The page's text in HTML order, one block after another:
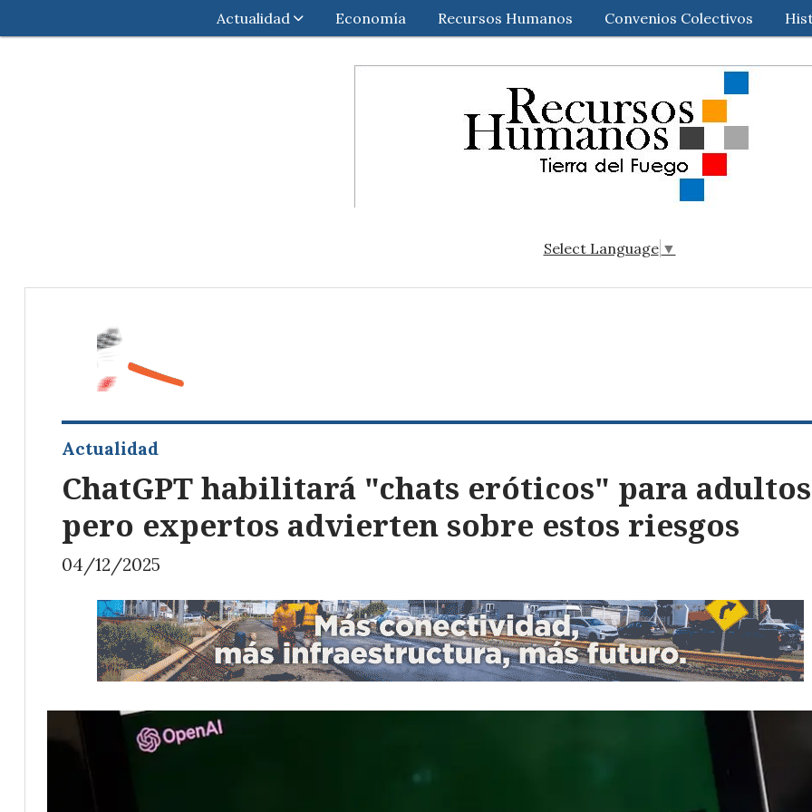
Select Language ▼
Actualidad Economía Recursos Humanos Convenios Colectivos
ChatGPT habilitará "chats eróticos" para
pero expertos advierten sobre estos riesgos
Actualidad
04/12/2025